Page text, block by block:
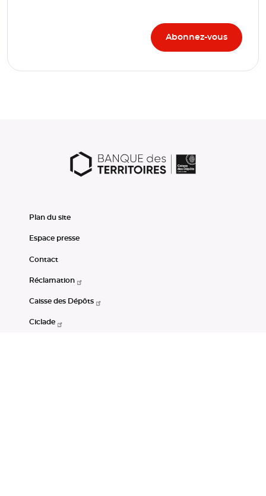
Plan du site
Espace presse
Contact
Réclamation
Caisse des Dépôts
Ciclade